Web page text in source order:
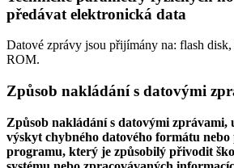
předávat elektronická data
Datové zprávy jsou přijímány na: flash
ROM.
Způsob nakládání s datovými
Způsob nakládání s datovými zprávami,
výskyt chybného datového formátu nebo
programu, který je způsobilý přivodit